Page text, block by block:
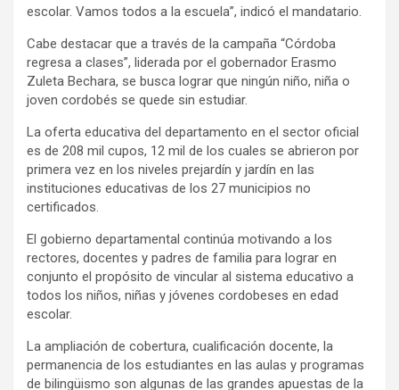
escolar. Vamos todos a la escuela”, indicó el mandatario.
Cabe destacar que a través de la campaña “Córdoba
regresa a clases”, liderada por el gobernador Erasmo
Zuleta Bechara, se busca lograr que ningún niño, niña o
joven cordobés se quede sin estudiar.
La oferta educativa del departamento en el sector oficial
es de 208 mil cupos, 12 mil de los cuales se abrieron por
primera vez en los niveles prejardín y jardín en las
instituciones educativas de los 27 municipios no
certificados.
El gobierno departamental continúa motivando a los
rectores, docentes y padres de familia para lograr en
conjunto el propósito de vincular al sistema educativo a
todos los niños, niñas y jóvenes cordobeses en edad
escolar.
La ampliación de cobertura, cualificación docente, la
permanencia de los estudiantes en las aulas y programas
de bilingüismo son algunas de las grandes apuestas de la